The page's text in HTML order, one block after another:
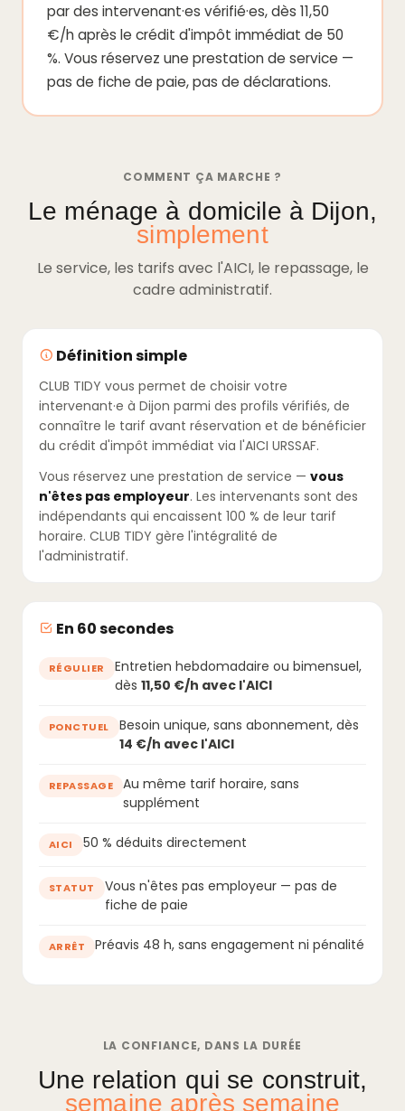
par des intervenant·es vérifié·es, dès 11,50
€/h après le crédit d'impôt immédiat de 50
%. Vous réservez une prestation de service —
pas de fiche de paie, pas de déclarations.
COMMENT ÇA MARCHE ?
Le ménage à domicile à Dijon,
simplement
Le service, les tarifs avec l'AICI, le repassage, le
cadre administratif.
Définition simple
CLUB TIDY vous permet de choisir votre
intervenant·e à Dijon parmi des profils vérifiés, de
connaître le tarif avant réservation et de bénéficier
du crédit d'impôt immédiat via l'AICI URSSAF.
Vous réservez une prestation de service — vous
n'êtes pas employeur. Les intervenants sont des
indépendants qui encaissent 100 % de leur tarif
horaire. CLUB TIDY gère l'intégralité de
l'administratif.
En 60 secondes
RÉGULIER
Entretien hebdomadaire ou bimensuel,
dès 11,50 €/h avec l'AICI
PONCTUEL
Besoin unique, sans abonnement, dès
14 €/h avec l'AICI
REPASSAGE
Au même tarif horaire, sans
supplément
AICI 50 % déduits directement
STATUT
Vous n'êtes pas employeur — pas de
fiche de paie
ARRÊT Préavis 48 h, sans engagement ni pénalité
LA CONFIANCE, DANS LA DURÉE
Une relation qui se construit,
semaine après semaine